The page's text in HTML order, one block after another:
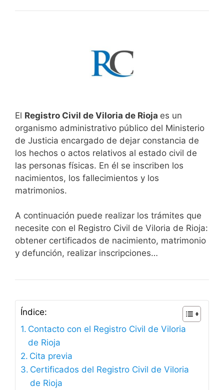
El Registro Civil de Viloria de Rioja es un
organismo administrativo público del Ministerio
de Justicia encargado de dejar constancia de
los hechos o actos relativos al estado civil de
las personas físicas. En él se inscriben los
nacimientos, los fallecimientos y los
matrimonios.
A continuación puede realizar los trámites que
necesite con el Registro Civil de Viloria de Rioja:
obtener certificados de nacimiento, matrimonio
y defunción, realizar inscripciones…
Índice:
Contacto con el Registro Civil de Viloria
de Rioja
Cita previa
Certificados del Registro Civil de Viloria
de Rioja